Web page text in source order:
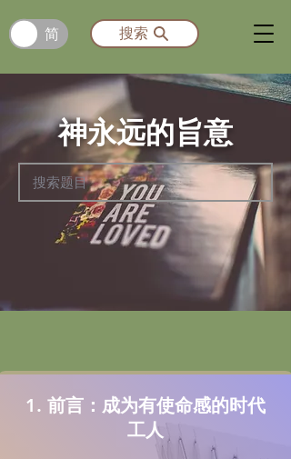
简 搜索
神永远的旨意
1. 前言：成为有使命感的时代
工人